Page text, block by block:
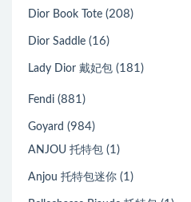
Dior Book Tote (208)
Dior Saddle (16)
Lady Dior 戴妃包 (181)
Fendi (881)
Goyard (984)
ANJOU 托特包 (1)
Anjou 托特包迷你 (1)